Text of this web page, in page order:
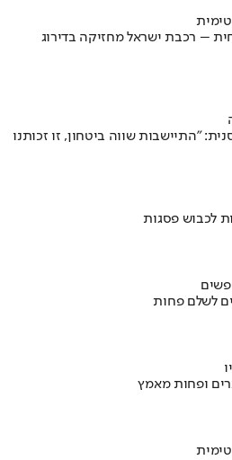
– רכבת ישראל מחזיקה בדירוג
לכבוש פסגות
לשלם פחות
ופחות מאמץ